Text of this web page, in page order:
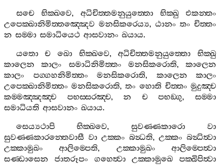
සචෙ
භික‍්ඛවෙ, අධිචිත‍්තමනුයුත‍්තො භික‍්ඛු
එකන‍්තං
උපෙක‍්ඛානිමිත‍්තඤ‍්ඤෙව මනසිකරෙය්‍ය, ඨානං තං චිත‍්තං
න සම‍්මා සමාධියෙථ ආසවානං ඛයාය.
යතො
ච ඛො භික‍්ඛවෙ,අධිචිත‍්තමනුයුත‍්තො
භික‍්ඛු
කාලෙන
කාලං සමාධිනිමිත‍්තං මනසිකරොති, කාලෙන
කාලං
පග‍්ගහනිමිත‍්තං මනසිකරොති, කාලෙන
කාලං
උපෙක‍්ඛානිමිත‍්තං මනසිකරොති,තං හොති චිත‍්තං මුදුඤ‍්ච
කම‍්මඤ‍්ඤඤ‍්ච
පභස‍්සරඤ‍්ච,න ච පභඞ‍්ගු,සම‍්මා
සමාධියති ආසවානං ඛයාය.
සෙය්‍යථාපි
භික‍්ඛවෙ,සුවණ‍්ණකාරො
වා
සුවණ‍්ණකාරන‍්තෙවාසී වා උක‍්කං බන්‍ධති,උක‍්කං බන්‍ධිත්‍වා
උක‍්කාමුඛං
ආලිම‍්පෙති, උක‍්කාමුඛං
ආලිම‍්පෙත්‍වා
සණ‍්ඩාසෙන
ජාතරූපං ගහෙත්‍වා උක‍්කාමුඛෙ
පක‍්ඛිපිත්‍වා